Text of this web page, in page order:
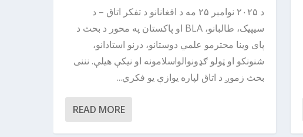
د ۲۰۲۵ نوامبر ۲۵ مه د افغانانو د تفکر اتاق – د
سیپیک، طالبانو، BLA او پاکستان په محور د بحث د
پای وینا محترمو علمي دوستانو، درنو استادانو،
شنونکو او ټولو ګډونوالو!سلامونه او نیکې هیلې. نننی
بحث زموږ د اتاق لپاره یوازې یو فکري...
READ MORE